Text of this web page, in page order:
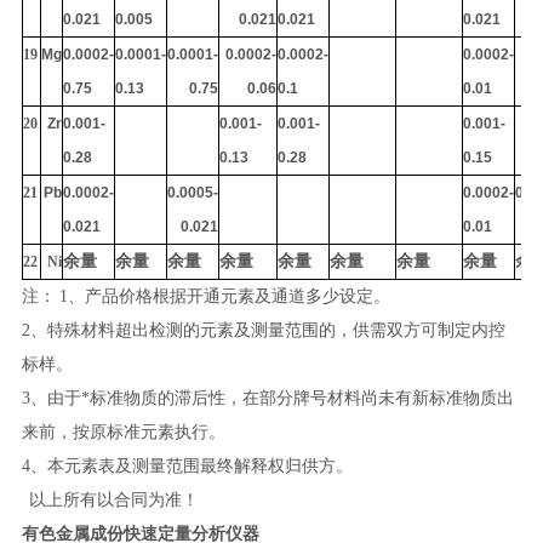
0.021
0.005
0.0210.021
0.021
19 Mg0.0002-
0.75
0.0001-
0.13
0.0001-
0.75
0.0002-
0.06
0.0002-
0.1
0.0002-
0.01
20 Zr0.001-
0.28
0.001-
0.13
0.001-
0.28
0.001-
0.15
21 Pb0.0002-
0.021
0.0005-
0.021
0.0002-
0.01
22 Ni余量 余量 余量 余量 余量 余量 余量 余量
余
注：
1、产品价格根据开通元素及通道多少设定。
2、特殊材料超出检测的元素及测量范围的，供需双方可制定内控
标样。
3、由于*标准物质的滞后性，在部分牌号材料尚未有新标准物质出
来前，按原标准元素执行。
4、本元素表及测量范围最终解释权归供方。
以上所有以合同为准！
有色金属成份快速定量分析仪器